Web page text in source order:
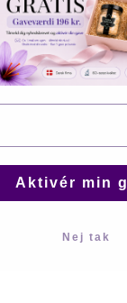
Aktivér min
Nej tak